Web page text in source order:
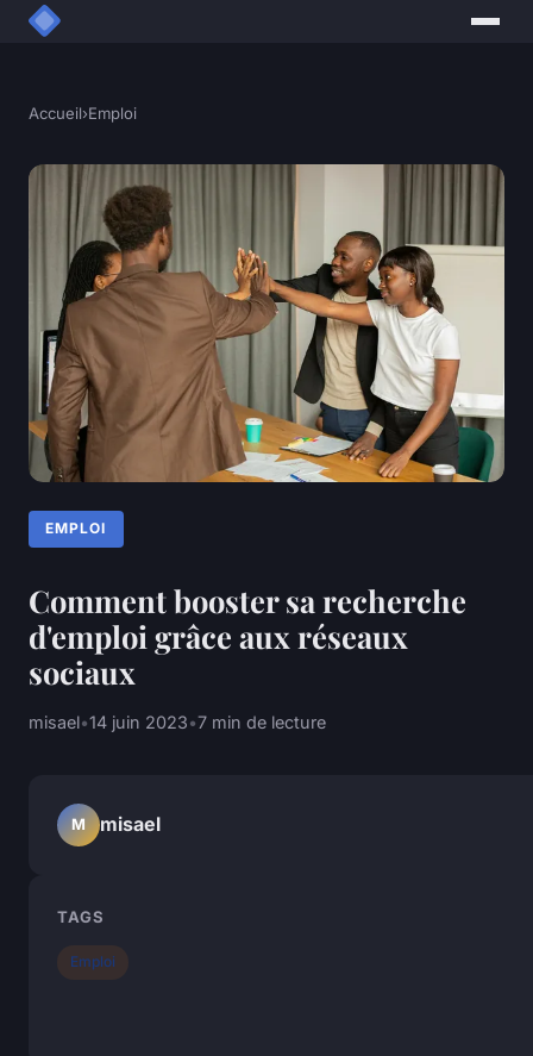
Accueil›Emploi
EMPLOI
Comment booster sa recherche
d'emploi grâce aux réseaux
sociaux
misael•14 juin 2023•7 min de lecture
M misael
TAGS
Emploi